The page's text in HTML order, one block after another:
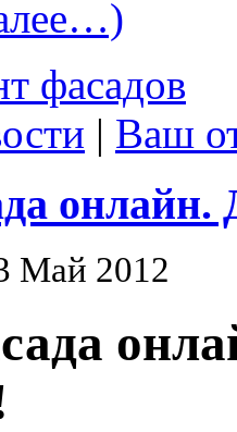
фасадов
| Ваш
Май 2012